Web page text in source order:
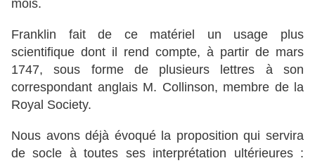
mois.
Franklin fait de ce matériel un usage plus
scientifique dont il rend compte, à partir de mars
1747, sous forme de plusieurs lettres à son
correspondant anglais M. Collinson, membre de la
Royal Society.
Nous avons déjà évoqué la proposition qui servira
de socle à toutes ses interprétation ultérieures :